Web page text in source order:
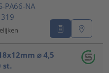
PA66-NA
⌀ 4,5
st.